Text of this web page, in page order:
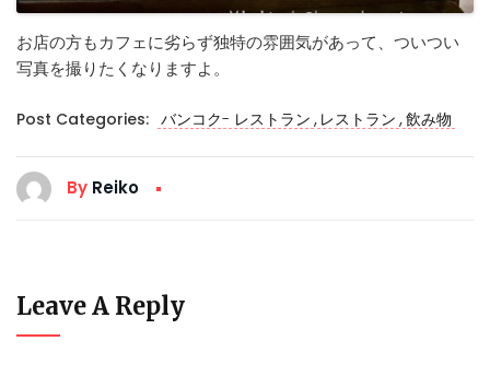
お店の方もカフェに劣らず独特の雰囲気があって、ついつい
写真を撮りたくなりますよ。
Post Categories: バンコク- レストラン , レストラン ,飲み物
By Reiko
Leave A Reply